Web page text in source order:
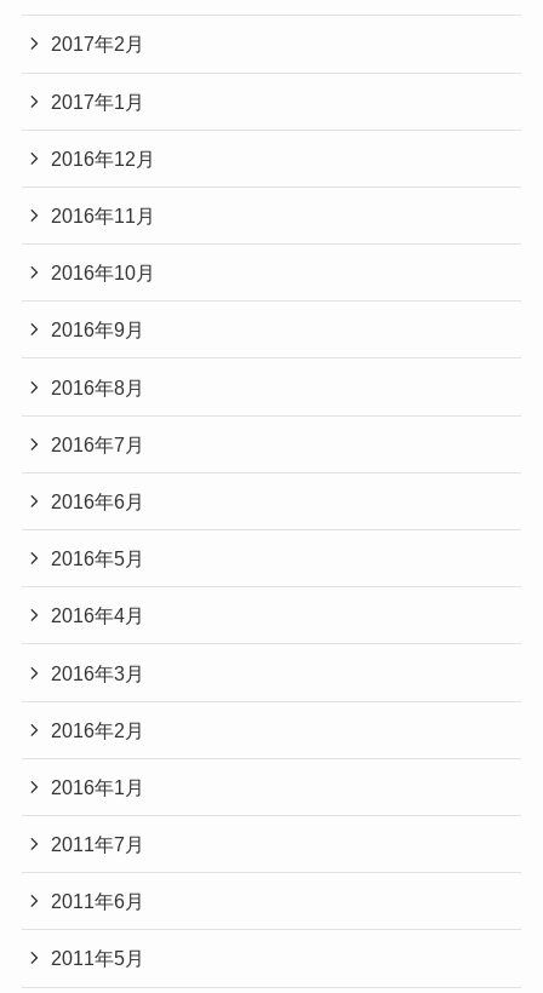
2017年2月
2017年1月
2016年12月
2016年11月
2016年10月
2016年9月
2016年8月
2016年7月
2016年6月
2016年5月
2016年4月
2016年3月
2016年2月
2016年1月
2011年7月
2011年6月
2011年5月